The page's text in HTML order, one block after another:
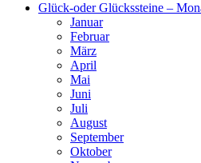
Glück-oder Glückssteine –
Januar
Februar
März
April
Mai
Juni
Juli
August
September
Oktober